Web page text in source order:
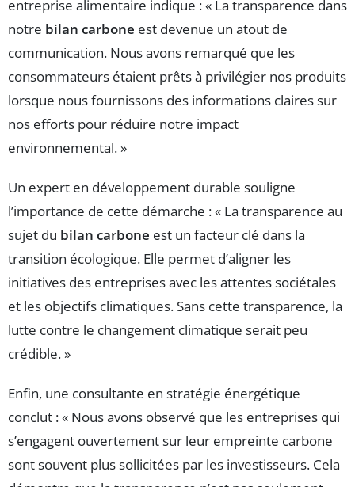
entreprise alimentaire indique : « La transparence dans
notre bilan carbone est devenue un atout de
communication. Nous avons remarqué que les
consommateurs étaient prêts à privilégier nos produits
lorsque nous fournissons des informations claires sur
nos efforts pour réduire notre impact
environnemental. »
Un expert en développement durable souligne
l’importance de cette démarche : « La transparence au
sujet du bilan carbone est un facteur clé dans la
transition écologique. Elle permet d’aligner les
initiatives des entreprises avec les attentes sociétales
et les objectifs climatiques. Sans cette transparence, la
lutte contre le changement climatique serait peu
crédible. »
Enfin, une consultante en stratégie énergétique
conclut : « Nous avons observé que les entreprises qui
s’engagent ouvertement sur leur empreinte carbone
sont souvent plus sollicitées par les investisseurs. Cela